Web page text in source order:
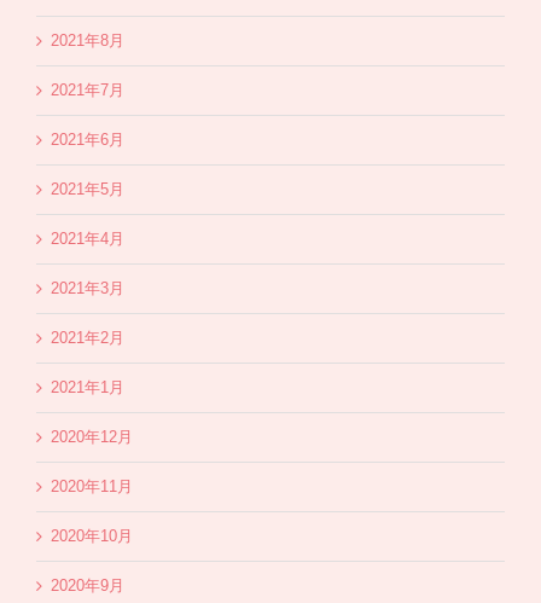
2021年8月
2021年7月
2021年6月
2021年5月
2021年4月
2021年3月
2021年2月
2021年1月
2020年12月
2020年11月
2020年10月
2020年9月